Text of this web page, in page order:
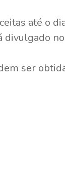
até o
ser